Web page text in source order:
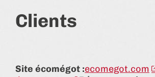
Clients
Site écomégot :ecomegot.com